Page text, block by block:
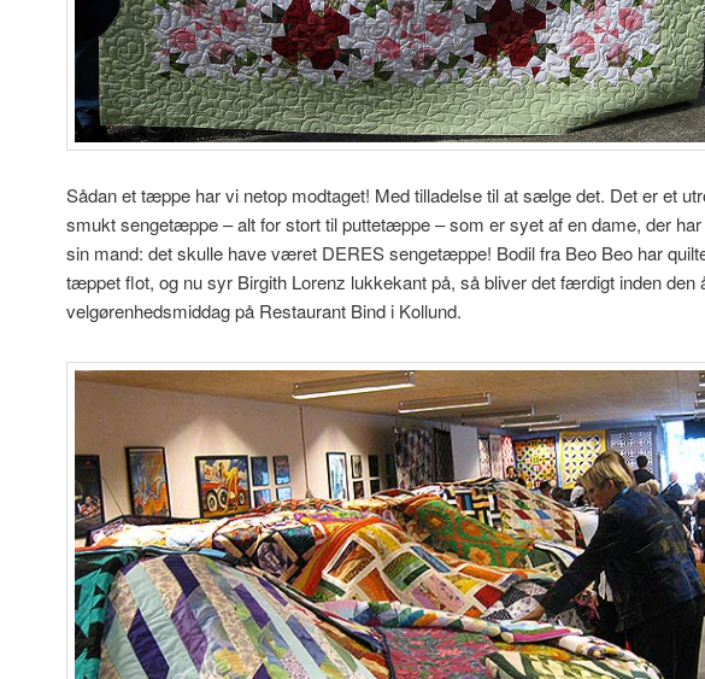
Sådan et tæppe har vi netop modtaget! Med tilladelse til at sælge det. Det er et
smukt sengetæppe – alt for stort til puttetæppe – som er syet af en dame, der
sin mand: det skulle have været DERES sengetæppe! Bodil fra Beo Beo har
tæppet flot, og nu syr Birgith Lorenz lukkekant på, så bliver det færdigt inden den
velgørenhedsmiddag på Restaurant Bind i Kollund.